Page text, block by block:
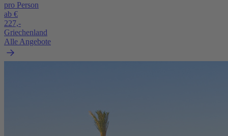
pro Person
ab €
227,-
Griechenland
Alle Angebote